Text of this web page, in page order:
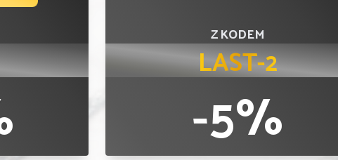
Z KODEM
LAST-2
-5%